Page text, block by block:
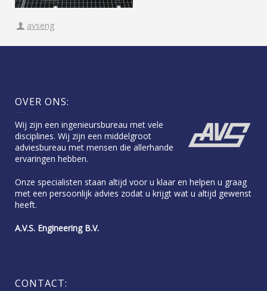
avseng
OVER ONS:
Wij zijn een ingenieursbureau met vele
disciplines. Wij zijn een middelgroot
adviesbureau met mensen die allerhande
ervaringen hebben.
Onze specialisten staan altijd voor u klaar en helpen u graag
met een persoonlijk advies zodat u krijgt wat u altijd gewenst
heeft.
A.V.S. Engineering B.V.
CONTACT: